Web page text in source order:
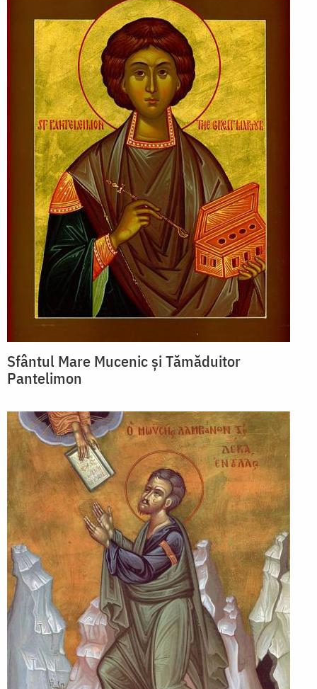
Sfântul Mare Mucenic și Tămăduitor
Pantelimon